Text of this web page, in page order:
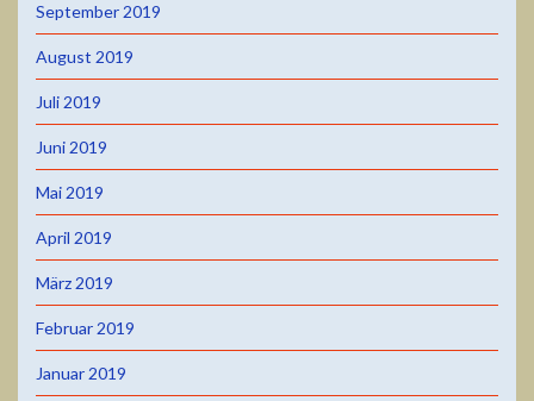
September 2019
August 2019
Juli 2019
Juni 2019
Mai 2019
April 2019
März 2019
Februar 2019
Januar 2019